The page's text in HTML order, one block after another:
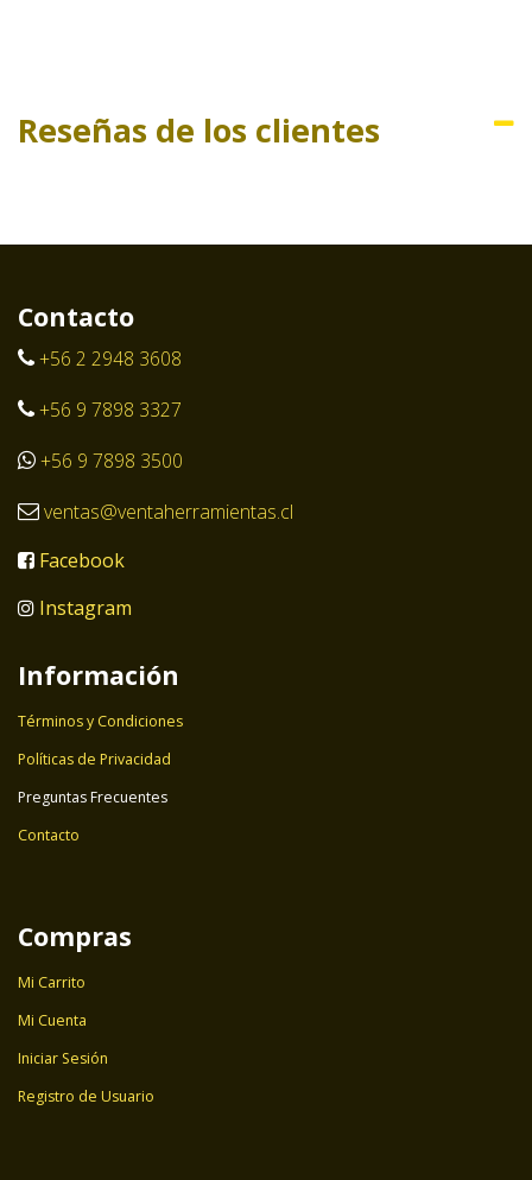
Reseñas de los clientes
Contacto
+56 2 2948 3608
+56 9 7898 3327
+56 9 7898 3500
ventas@ventaherramientas.cl
Facebook
Instagram
Información
Términos y Condiciones
Políticas de Privacidad
Preguntas Frecuentes
Contacto
Compras
Mi Carrito
Mi Cuenta
Iniciar Sesión
Registro de Usuario